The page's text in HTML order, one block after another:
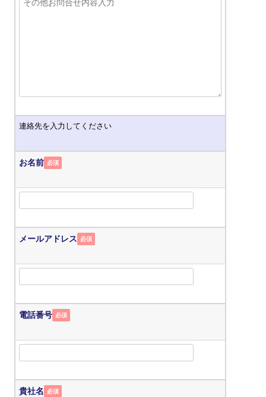
連絡先を入力してください
お名前 必須
メールアドレス 必須
電話番号 必須
貴社名 必須